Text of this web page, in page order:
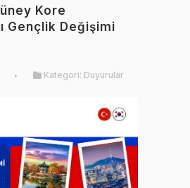
Kore
Gençlik Değişimi
Kategori: Duyurular